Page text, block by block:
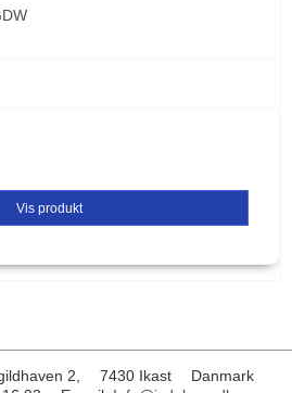
Vis produkt
2, 7430 Ikast
Danmark